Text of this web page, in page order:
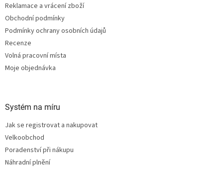
Reklamace a vrácení zboží
Obchodní podmínky
Podmínky ochrany osobních údajů
Recenze
Volná pracovní místa
Moje objednávka
Systém na míru
Jak se registrovat a nakupovat
Velkoobchod
Poradenství při nákupu
Náhradní plnění